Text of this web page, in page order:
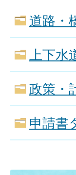
道路・
上下水
政策・
申請書